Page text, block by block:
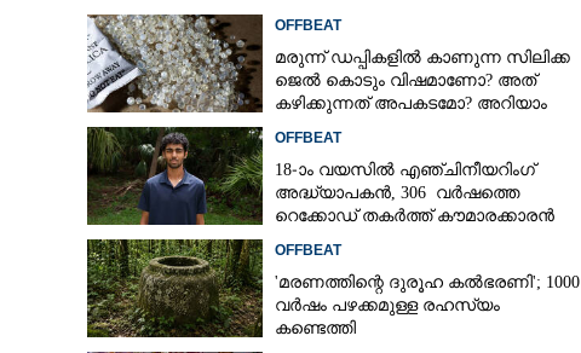
OFFBEAT
മരുന്ന് ഡപ്പികളിൽ കാണുന്ന സിലിക്ക
ജെൽ കൊടും വിഷമാണോ? അത്
കഴിക്കുന്നത് അപകടമോ? അറിയാം
OFFBEAT
18-ാം വയസിൽ എഞ്ചിനീയറിംഗ്
അദ്ധ്യാപകൻ, 306 വർഷത്തെ
റെക്കോഡ് തകർത്ത് കൗമാരക്കാരൻ
OFFBEAT
'മരണത്തിന്റെ ദുരൂഹ കൽഭരണി'; 1000
വർഷം പഴക്കമുള്ള രഹസ്യം
കണ്ടെത്തി